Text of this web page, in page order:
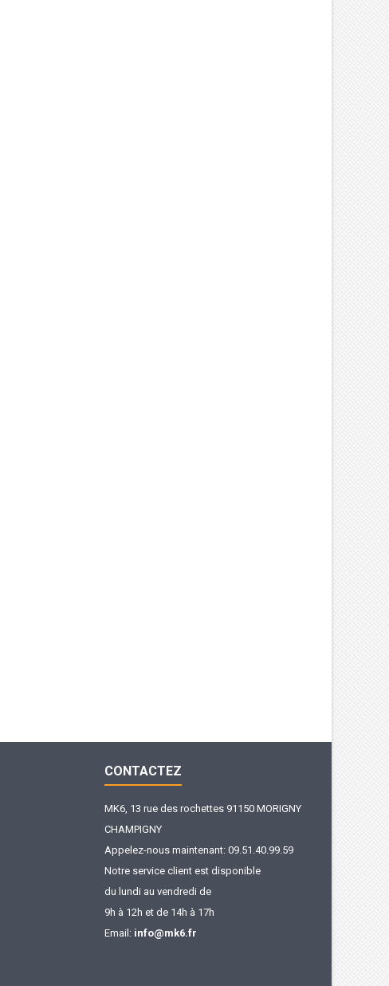
CONTACTEZ
MK6, 13 rue des rochettes 91150 MORIGNY
CHAMPIGNY
Appelez-nous maintenant: 09.51.40.99.59
Notre service client est disponible
du lundi au vendredi de
9h à 12h et de 14h à 17h
Email: info@mk6.fr